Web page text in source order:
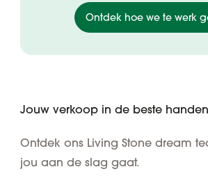
Ontdek hoe we te werk
Jouw verkoop in de beste handen
Ontdek ons Living Stone dream
jou aan de slag gaat.